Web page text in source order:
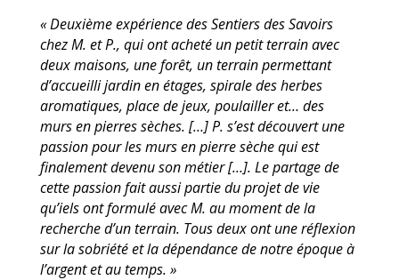
« Deuxième expérience des Sentiers des Savoirs
chez M. et P., qui ont acheté un petit terrainavec
deux maisons, une forêt, un terrain permettant
d’accueilli jardin en étages, spirale desherbes
aromatiques, place de jeux, poulailler et… des
murs en pierres sèches. […] P. s’estdécouvert une
passion pour les murs en pierre sèche qui est
finalement devenu son métier[…]. Le partage de
cette passion fait aussi partie du projet de vie
qu’iels ont formulé avec M. au moment de la
recherche d’un terrain. Tous deux ont une réflexion
sur la sobriété et ladépendance de notre époque à
l’argent et au temps. »